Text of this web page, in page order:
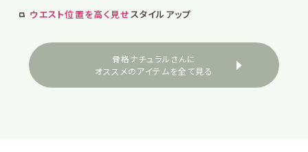
ウエスト位置を高く見せスタイルアップ
骨格ナチュラルさんに
オススメのアイテムを全て見る